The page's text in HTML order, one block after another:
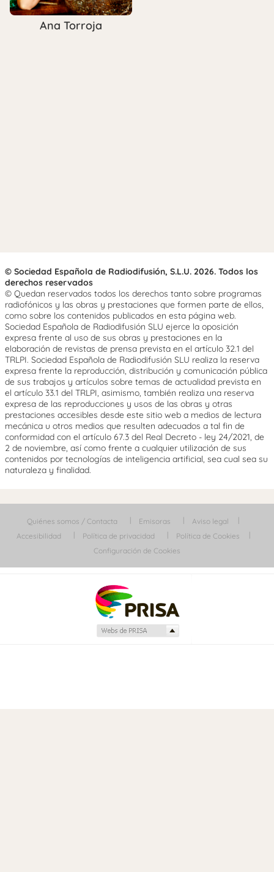
Ana Torroja
© Sociedad Española de Radiodifusión, S.L.U. 2026. Todos los
derechos reservados
© Quedan reservados todos los derechos tanto sobre programas
radiofónicos y las obras y prestaciones que formen parte de ellos,
como sobre los contenidos publicados en esta página web.
Sociedad Española de Radiodifusión SLU ejerce la oposición
expresa frente al uso de sus obras y prestaciones en la
elaboración de revistas de prensa prevista en el artículo 32.1 del
TRLPI. Sociedad Española de Radiodifusión SLU realiza la reserva
expresa frente la reproducción, distribución y comunicación pública
de sus trabajos y artículos sobre temas de actualidad prevista en
el artículo 33.1 del TRLPI, asimismo, también realiza una reserva
expresa de las reproducciones y usos de las obras y otras
prestaciones accesibles desde este sitio web a medios de lectura
mecánica u otros medios que resulten adecuados a tal fin de
conformidad con el artículo 67.3 del Real Decreto - ley 24/2021, de
2 de noviembre, así como frente a cualquier utilización de sus
contenidos por tecnologías de inteligencia artificial, sea cual sea su
naturaleza y finalidad.
Quiénes somos / Contacta Emisoras
Aviso legal
Accesibilidad
Política de privacidad
Política de Cookies
Configuración de Cookies